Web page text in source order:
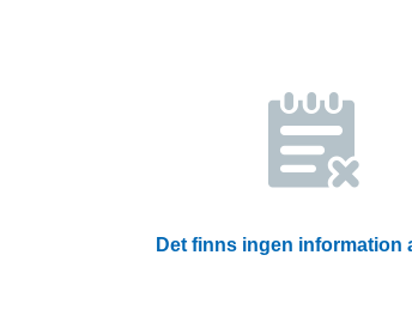
Det finns ingen information